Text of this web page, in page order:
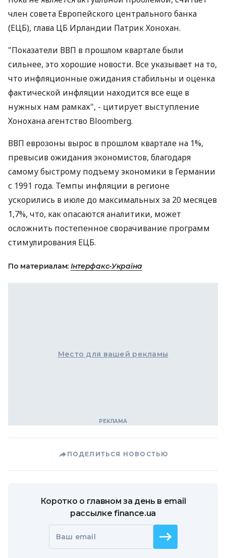
член совета Европейского центрального банка
(ЕЦБ), глава ЦБ Ирландии Патрик Хонохан.
"Показатели ВВП в прошлом квартале были
сильнее, это хорошие новости. Все указывает на то,
что инфляционные ожидания стабильны и оценка
фактической инфляции находится все еще в
нужных нам рамках", - цитирует выступление
Хонохана агентство Bloomberg.
ВВП еврозоны вырос в прошлом квартале на 1%,
превысив ожидания экономистов, благодаря
самому быстрому подъему экономики в Германии
с 1991 года. Темпы инфляции в регионе
ускорились в июле до максимальных за 20 месяцев
1,7%, что, как опасаются аналитики, может
осложнить постепенное сворачивание программ
стимулирования ЕЦБ.
По материалам: Інтерфакс-Україна
Место для вашей рекламы
ПОДЕЛИТЬСЯ НОВОСТЬЮ
Коротко о главном за день в email
рассылке finance.ua
Ваш email